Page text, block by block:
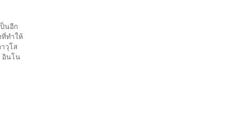
นอีก
ที่ทำให้
วุโส
อินโน